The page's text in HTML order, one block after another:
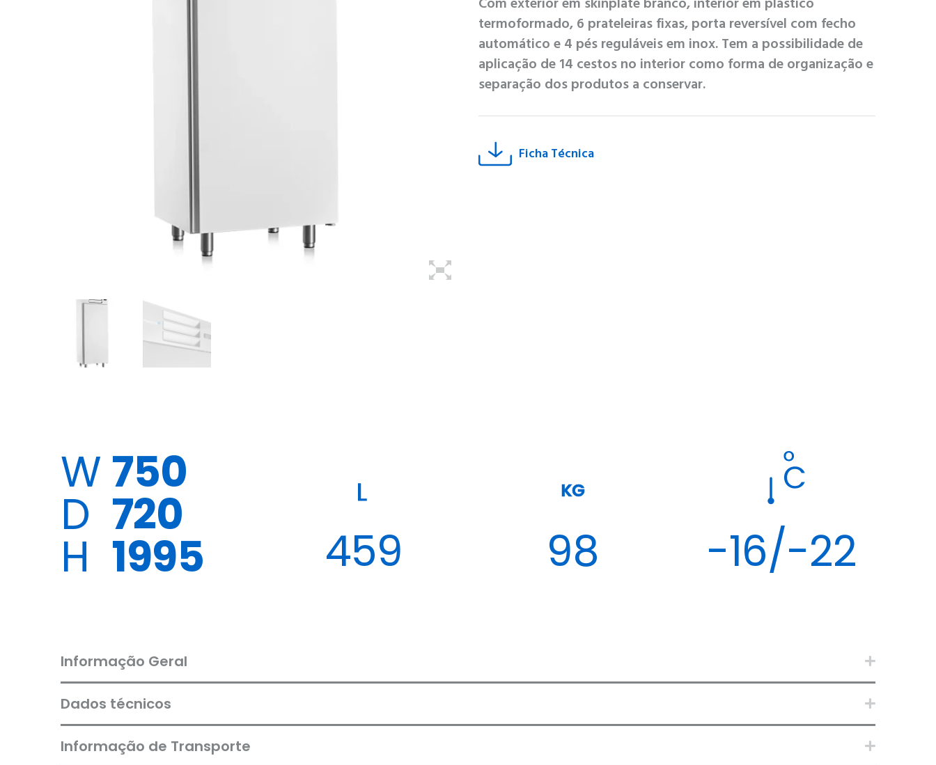
termoformado, 6 prateleiras fixas, porta reversível com fecho
automático e 4 pés reguláveis em inox. Tem a possibilidade de
aplicação de 14 cestos no interior como forma de organização e
separação dos produtos a conservar.
Ficha Técnica
W 750
D 720
H 1995 459
KG
98 -16/-22
Informação Geral
Dados técnicos
Informação de Transporte